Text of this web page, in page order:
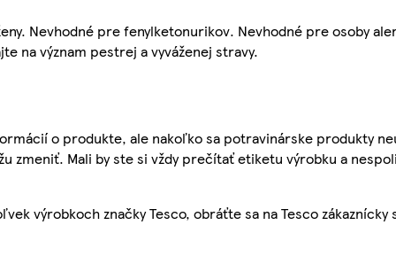
Nevhodné pre fenylketonurikov. Nevhodné pre osoby
na význam pestrej a vyváženej stravy.
o produkte, ale nakoľko sa potravinárske produkty
zmeniť. Mali by ste si vždy prečítať etiketu výrobku a
výrobkoch značky Tesco, obráťte sa na Tesco